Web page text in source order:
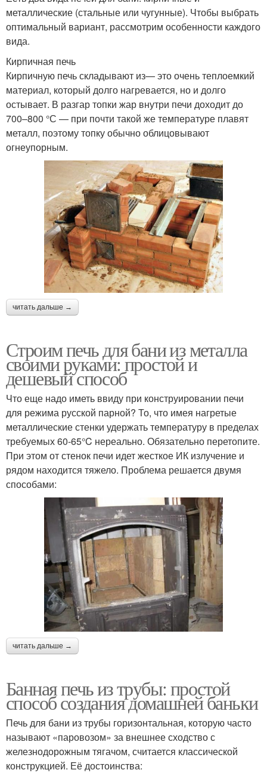
металлические (стальные или чугунные). Чтобы выбрать
оптимальный вариант, рассмотрим особенности каждого
вида.
Кирпичная печь
Кирпичную печь складывают из— это очень теплоемкий
материал, который долго нагревается, но и долго
остывает. В разгар топки жар внутри печи доходит до
700–800 °С — при почти такой же температуре плавят
металл, поэтому топку обычно облицовывают
огнеупорным.
читать дальше →
Строим печь для бани из металла
своими руками: простой и
дешевый способ
Что еще надо иметь ввиду при конструировании печи
для режима русской парной? То, что имея нагретые
металлические стенки удержать температуру в пределах
требуемых 60-65°C нереально. Обязательно перетопите.
При этом от стенок печи идет жесткое ИК излучение и
рядом находится тяжело. Проблема решается двумя
способами:
читать дальше →
Банная печь из трубы: простой
способ создания домашней баньки
Печь для бани из трубы горизонтальная, которую часто
называют «паровозом» за внешнее сходство с
железнодорожным тягачом, считается классической
конструкцией. Её достоинства: